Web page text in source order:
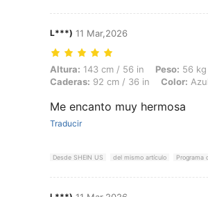
L***) 11 Mar,2026
Altura: 143 cm / 56 in, Peso: 56 kg / 123
Altura: 143 cm / 56 in Peso: 56
Caderas: 92 cm / 36 in Color: Azul
Me encanto muy hermosa
Traducir
Desde SHEIN US del mismo artículo Programa